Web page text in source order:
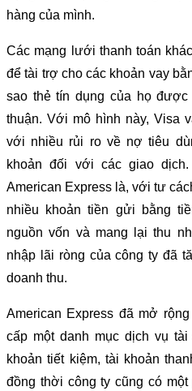
hàng của mình.
Các mạng lưới thanh toán
để tài trợ cho các khoản vay
sao thẻ tín dụng của họ
thuận. Với mô hình này, Visa
với nhiều rủi ro về nợ tiêu
khoản đối với các giao
American Express là, với tư
nhiều khoản tiền gửi bằng
nguồn vốn và mang lại thu
nhập lãi ròng của công ty đã
doanh thu.
American Express đã mở
cấp một danh mục dịch vụ
khoản tiết kiệm, tài khoản
đồng thời công ty cũng có